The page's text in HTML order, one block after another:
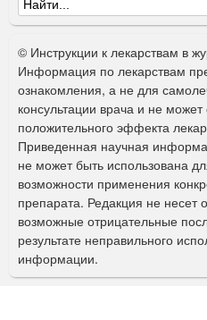
Ф
о
р
м
а
п
о
и
с
к
© Инструкции к лекарствам в
Информация по лекарствам
ознакомления, а не для
консультации врача и не может
положительного эффекта
Приведенная научная
не может быть использована
возможности применения
препарата. Редакция не несет
возможные отрицательные
результате неправильного
информации.